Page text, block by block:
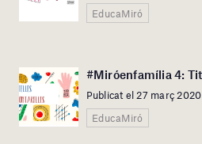
EducaMiró
#Miróenfamília 4:
Publicat el 27 març 2020
EducaMiró